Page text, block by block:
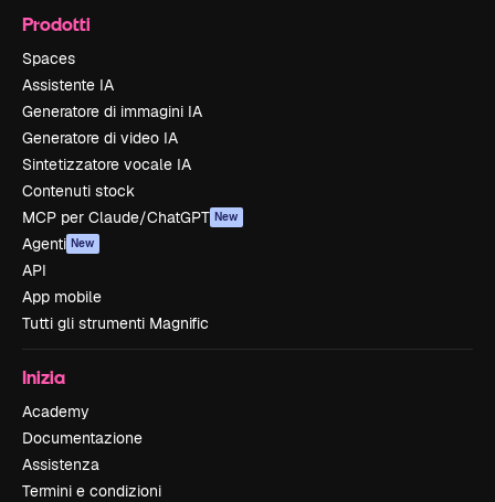
Prodotti
Spaces
Assistente IA
Generatore di immagini IA
Generatore di video IA
Sintetizzatore vocale IA
Contenuti stock
MCP per Claude/ChatGPT New
Agenti New
API
App mobile
Tutti gli strumenti Magnific
Inizia
Academy
Documentazione
Assistenza
Termini e condizioni